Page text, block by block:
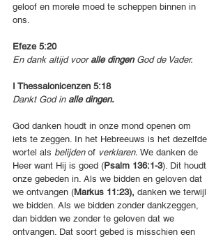
geloof en morele moed te scheppen binnen in
ons.
Efeze 5:20
En dank altijd voor alle dingen God de Vader.
I Thessalonicenzen 5:18
Dankt God in alle dingen.
God danken houdt in onze mond openen om
iets te zeggen. In het Hebreeuws is het dezelfde
wortel als belijden of verklaren. We danken de
Heer want Hij is goed (Psalm 136:1-3). Dit houdt
onze gebeden in. Als we bidden en geloven dat
we ontvangen (Markus 11:23), danken we terwijl
we bidden. Als we bidden zonder dankzeggen,
dan bidden we zonder te geloven dat we
ontvangen. Dat soort gebed is misschien een